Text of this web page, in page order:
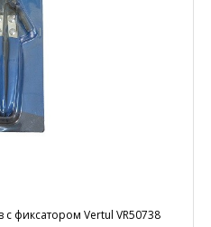
фиксатором Vertul VR50738